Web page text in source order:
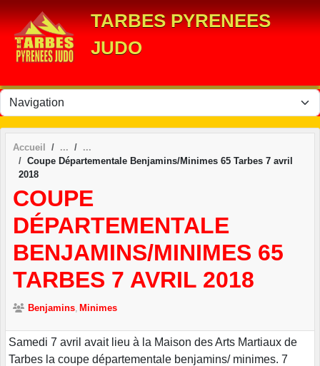
TARBES PYRENEES
JUDO
Accueil
Coupe Départementale Benjamins/Minimes 65 Tarbes 7 avril
2018
COUPE
DÉPARTEMENTALE
BENJAMINS/MINIMES 65
TARBES 7 AVRIL 2018
Benjamins Minimes
Samedi 7 avril avait lieu à la Maison des Arts Martiaux de
Tarbes la coupe départementale benjamins/ minimes. 7
Panneau de gestion des cookies